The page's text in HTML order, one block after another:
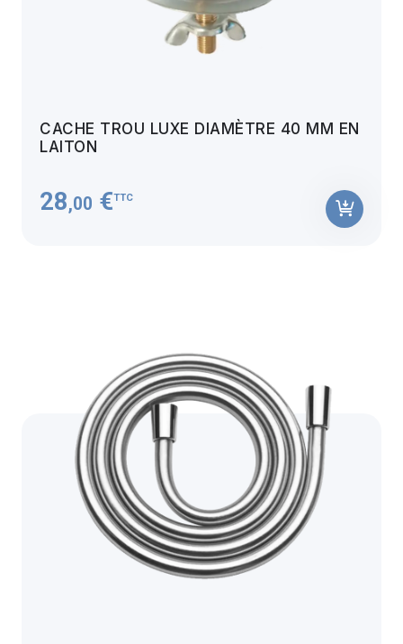
CACHE TROU LUXE DIAMÈTRE 40 MM EN
LAITON
28,00 €TTC